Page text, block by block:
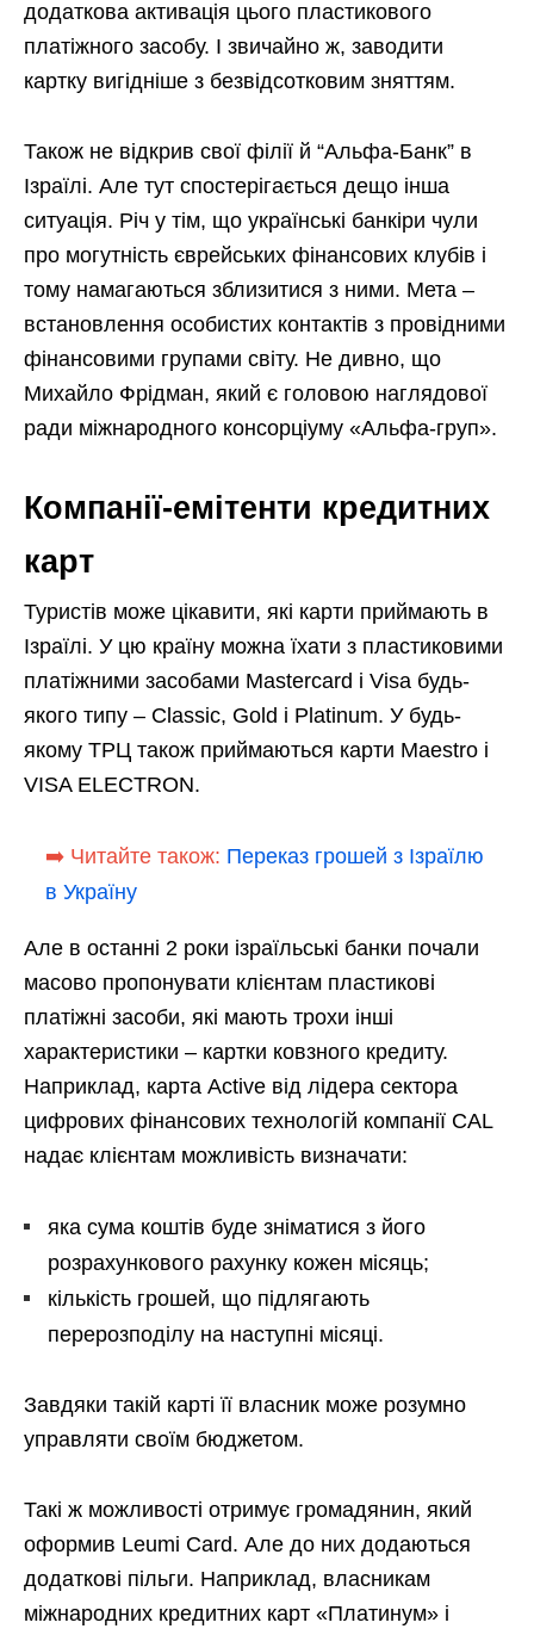
додаткова активація цього пластикового
платіжного засобу. І звичайно ж, заводити
картку вигідніше з безвідсотковим зняттям.
Також не відкрив свої філії й “Альфа-Банк” в
Ізраїлі. Але тут спостерігається дещо інша
ситуація. Річ у тім, що українські банкіри чули
про могутність єврейських фінансових клубів і
тому намагаються зблизитися з ними. Мета –
встановлення особистих контактів з провідними
фінансовими групами світу. Не дивно, що
Михайло Фрідман, який є головою наглядової
ради міжнародного консорціуму «Альфа-груп».
Компанії-емітенти кредитних
карт
Туристів може цікавити, які карти приймають в
Ізраїлі. У цю країну можна їхати з пластиковими
платіжними засобами Mastercard і Visa будь-
якого типу – Classic, Gold і Platinum. У будь-
якому ТРЦ також приймаються карти Maestro і
VISA ELECTRON.
➡️ Читайте також: Переказ грошей з Ізраїлю
в Україну
Але в останні 2 роки ізраїльські банки почали
масово пропонувати клієнтам пластикові
платіжні засоби, які мають трохи інші
характеристики – картки ковзного кредиту.
Наприклад, карта Active від лідера сектора
цифрових фінансових технологій компанії CAL
надає клієнтам можливість визначати:
яка сума коштів буде зніматися з його
розрахункового рахунку кожен місяць;
кількість грошей, що підлягають
перерозподілу на наступні місяці.
Завдяки такій карті її власник може розумно
управляти своїм бюджетом.
Такі ж можливості отримує громадянин, який
оформив Leumi Card. Але до них додаються
додаткові пільги. Наприклад, власникам
міжнародних кредитних карт «Платинум» і